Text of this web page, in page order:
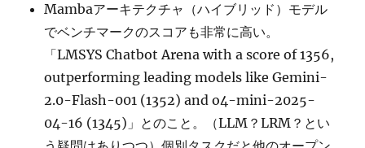
Mambaアーキテクチャ（ハイブリッド）モデル
でベンチマークのスコアも非常に高い。
「LMSYS Chatbot Arena with a score of 1356,
outperforming leading models like Gemini-
2.0-Flash-001 (1352) and o4-mini-2025-
04-16 (1345)」とのこと。（LLM？LRM？とい